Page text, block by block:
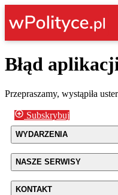
Błąd
Przepraszamy, wystąpiła
Subskrybuj
WYDARZENIA
NASZE SERWISY
KONTAKT